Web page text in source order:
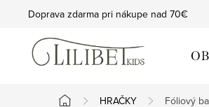
Doprava zdarma pri nákupe nad 70€
HRAČKY Fóliový